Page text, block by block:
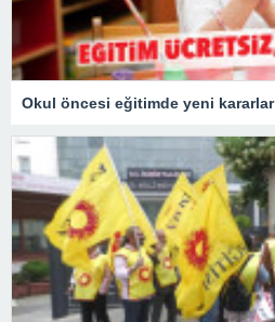
Okul öncesi eğitimde yeni kararlar